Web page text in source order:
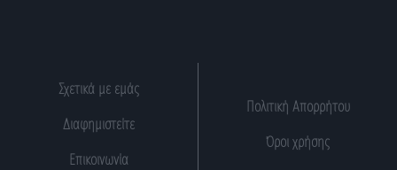
Σχετικά με εμάς
Διαφημιστείτε
Επικοινωνία
Πολιτική Απορρήτου
Όροι χρήσης